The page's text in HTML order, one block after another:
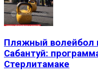
Пляжный волейбол
Сабантуй:
Стерлитамаке